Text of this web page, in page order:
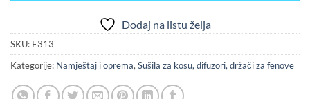
Dodaj na listu želja
SKU: E313
Kategorije: Namještaj i oprema, Sušila za kosu, difuzori, držači za fenove